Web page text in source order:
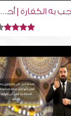
ما تجب به الكفارة | أحكام رمضان | إسلام ويب | للصم بلغة الإشارة